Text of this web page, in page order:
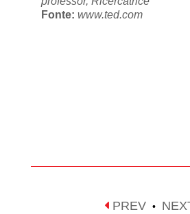
Fonte: www.ted.com
PREV •